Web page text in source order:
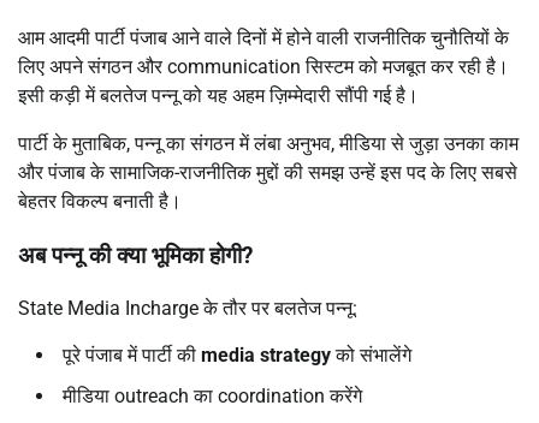
आम आदमी पार्टी पंजाब आने वाले दिनों में होने वाली राजनीतिक चुनौतियों के
लिए अपने संगठन और communication सिस्टम को मजबूत कर रही है।
इसी कड़ी में बलतेज पन्नू को यह अहम ज़िम्मेदारी सौंपी गई है।
पार्टी के मुताबिक, पन्नू का संगठन में लंबा अनुभव, मीडिया से जुड़ा उनका काम
और पंजाब के सामाजिक-राजनीतिक मुद्दों की समझ उन्हें इस पद के लिए सबसे
बेहतर विकल्प बनाती है।
अब पन्नू की क्या भूमिका होगी?
State Media Incharge के तौर पर बलतेज पन्नू:
पूरे पंजाब में पार्टी की media strategyको संभालेंगे
मीडिया outreach का coordination करेंगे